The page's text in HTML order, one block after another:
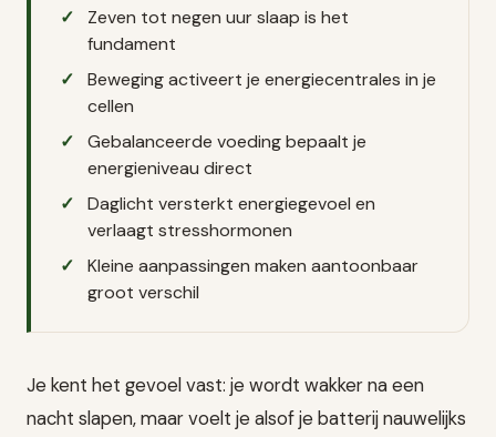
Zeven tot negen uur slaap is het
fundament
Beweging activeert je energiecentrales in je
cellen
Gebalanceerde voeding bepaalt je
energieniveau direct
Daglicht versterkt energiegevoel en
verlaagt stresshormonen
Kleine aanpassingen maken aantoonbaar
groot verschil
Je kent het gevoel vast: je wordt wakker na een
nacht slapen, maar voelt je alsof je batterij nauwelijks